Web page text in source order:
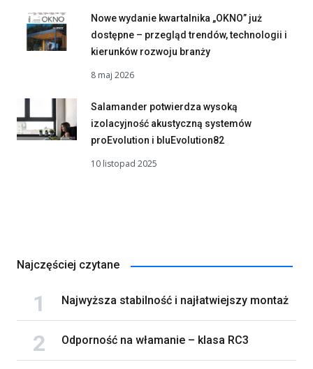
Nowe wydanie kwartalnika „OKNO” już
dostępne – przegląd trendów, technologii i
kierunków rozwoju branży
8 maj 2026
Salamander potwierdza wysoką
izolacyjność akustyczną systemów
proEvolution i bluEvolution82
10 listopad 2025
Najczęściej czytane
Najwyższa stabilność i najłatwiejszy montaż
Odporność na włamanie – klasa RC3